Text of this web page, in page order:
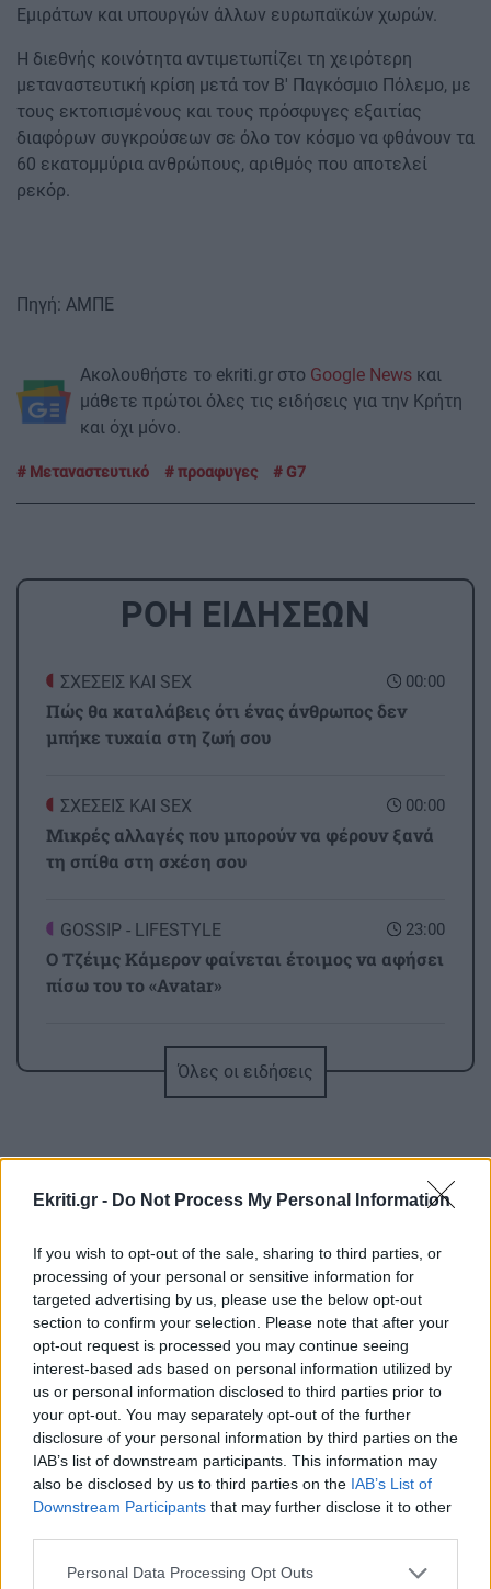
Ekriti.gr - Do Not Process My Personal Information
If you wish to opt-out of the sale, sharing to third parties, or
processing of your personal or sensitive information for
targeted advertising by us, please use the below opt-out
section to confirm your selection. Please note that after your
opt-out request is processed you may continue seeing
interest-based ads based on personal information utilized by
us or personal information disclosed to third parties prior to
your opt-out. You may separately opt-out of the further
disclosure of your personal information by third parties on the
IAB’s list of downstream participants. This information may
also be disclosed by us to third parties on the IAB’s List of
Downstream Participants that may further disclose it to other
Personal Data Processing Opt Outs
Εμιράτων και υπουργών άλλων ευρωπαϊκών χωρών.
Η διεθνής κοινότητα αντιμετωπίζει τη χειρότερη
μεταναστευτική κρίση μετά τον Β' Παγκόσμιο Πόλεμο, με
τους εκτοπισμένους και τους πρόσφυγες εξαιτίας
διαφόρων συγκρούσεων σε όλο τον κόσμο να φθάνουν τα
60 εκατομμύρια ανθρώπους, αριθμός που αποτελεί
ρεκόρ.
Πηγή: ΑΜΠΕ
Ακολουθήστε το ekriti.gr στο Google News και
μάθετε πρώτοι όλες τις ειδήσεις για την Κρήτη
και όχι μόνο.
Μεταναστευτικό προαφυγες G7
ΡΟΗ ΕΙΔΗΣΕΩΝ
00:00
ΣΧΕΣΕΙΣ ΚΑΙ SEX
Πώς θα καταλάβεις ότι ένας άνθρωπος δεν
μπήκε τυχαία στη ζωή σου
00:00
ΣΧΕΣΕΙΣ ΚΑΙ SEX
Μικρές αλλαγές που μπορούν να φέρουν ξανά
τη σπίθα στη σχέση σου
23:00
GOSSIP - LIFESTYLE
Ο Τζέιμς Κάμερον φαίνεται έτοιμος να αφήσει
πίσω του το «Avatar»
Έφτιαξε ηλιακό γιοτ με $20.000 και διένυσε
22:21
Κατσαρίδα στο σπίτι - Πότε πρέπει να
22:11
ΚΟΣΜΟΣ
Εξαρθρώθηκε τεράστιο δίκτυο διακίνησης
μεταναστών και ναρκωτικών στη Μεσόγειο –
Πάνω από 24 εκατ. ευρώ κέρδη
ΥΓΕΙΑ
Αυτά τα φρούτα επιλέγουν 4 ενδοκρινολόγοι
για καλύτερο έλεγχο του σακχάρου
21:42
ΥΓΕΙΑ
Όλες οι ειδήσεις
ΠΕΡΙΣΣΟΤΕΡΑ
ΣΧΕΣΕΙΣ ΚΑΙ SEX
Πώς θα καταλάβεις ότι ένας
άνθρωπος δεν μπήκε τυχαία στη ζωή
σου